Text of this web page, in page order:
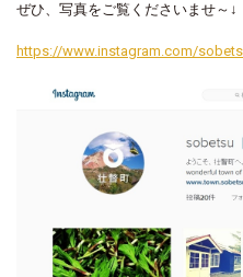
ぜひ、写真をご覧くださいませ～↓
https://www.instagram.com/